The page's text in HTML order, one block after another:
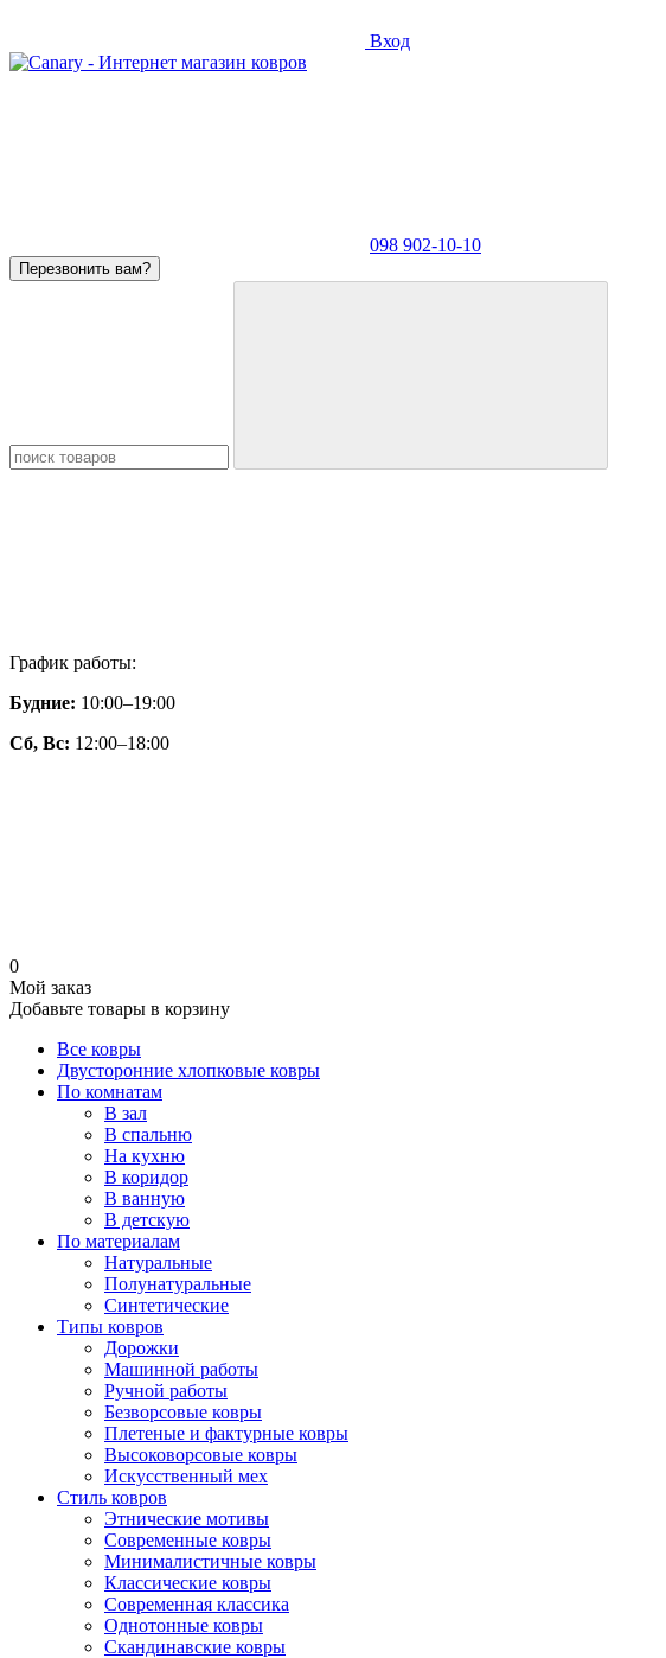
Вход
098 902-10-10
Перезвонить вам?
График работы:
Будние: 10:00–19:00
Сб, Вс: 12:00–18:00
0
Мой заказ
Добавьте товары в корзину
Все ковры
Двусторонние хлопковые ковры
По комнатам
В зал
В спальню
На кухню
В коридор
В ванную
В детскую
По материалам
Натуральные
Полунатуральные
Синтетические
Типы ковров
Дорожки
Машинной работы
Ручной работы
Безворсовые ковры
Плетеные и фактурные ковры
Высоковорсовые ковры
Искусственный мех
Стиль ковров
Этнические мотивы
Современные ковры
Минималистичные ковры
Классические ковры
Современная классика
Однотонные ковры
Скандинавские ковры